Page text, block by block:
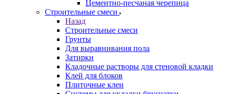
Цементно-песчаная черепица
Строительные смеси
Назад
Строительные смеси
Грунты
Для выравнивания пола
Затирки
Кладочные растворы для стеновой кладки
Клей для блоков
Плиточные клеи